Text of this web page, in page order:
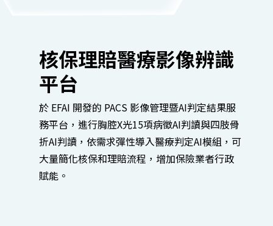
核保理賠醫療影像辨識
平台
於 EFAI 開發的 PACS 影像管理暨AI判定結果服
務平台，進行胸腔X光15項病徵AI判讀與四肢骨
折AI判讀，依需求彈性導入醫療判定AI模組，可
大量簡化核保和理賠流程，增加保險業者行政
賦能。